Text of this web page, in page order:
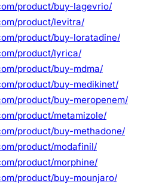
product/buy-lagevrio/
product/levitra/
product/buy-loratadine/
product/lyrica/
product/buy-mdma/
product/buy-medikinet/
product/buy-meropenem/
product/metamizole/
product/buy-methadone/
product/modafinil/
product/morphine/
product/buy-mounjaro/